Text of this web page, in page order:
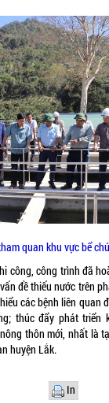
năm
phí
kỳ
dân
dung
với
chế
cầu
Chí
quan khu vực bể
công, công trình đã
đề thiếu nước trên
các bệnh liên quan
thúc đẩy phát triển
thôn mới, nhất là
huyện Lắk.
In